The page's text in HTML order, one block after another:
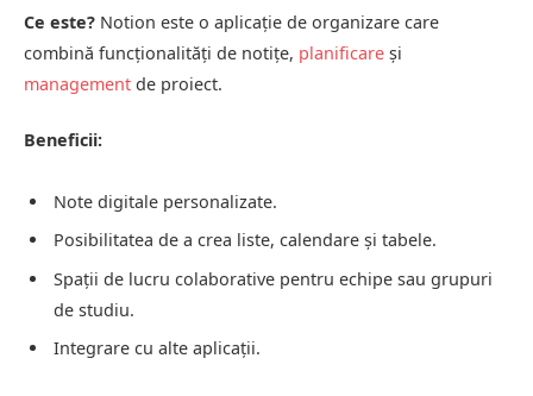
Ce este? Notion este o aplicație de organizare care
combină funcționalități de notițe, planificare și
management de proiect.
Beneficii:
Note digitale personalizate.
Posibilitatea de a crea liste, calendare și tabele.
Spații de lucru colaborative pentru echipe sau grupuri
de studiu.
Integrare cu alte aplicații.